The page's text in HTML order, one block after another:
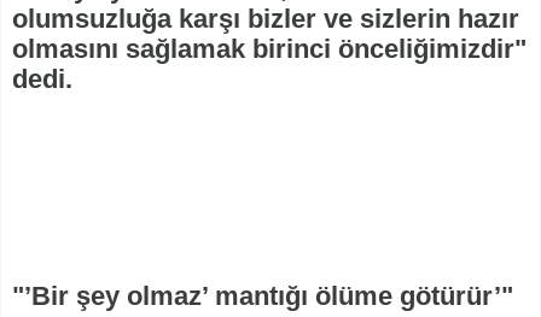
olumsuzluğa karşı bizler ve sizlerin hazır
olmasını sağlamak birinci önceliğimizdir"
dedi.
"’Bir şey olmaz’ mantığı ölüme götürür’"